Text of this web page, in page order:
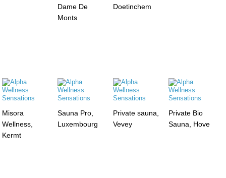
Dame De
Monts
Doetinchem
Misora
Wellness,
Kermt
Sauna Pro,
Luxembourg
Private sauna,
Vevey
Private Bio
Sauna, Hove